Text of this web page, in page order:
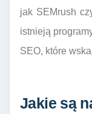
jak SEMrush
istnieją
SEO, które
Jakie są